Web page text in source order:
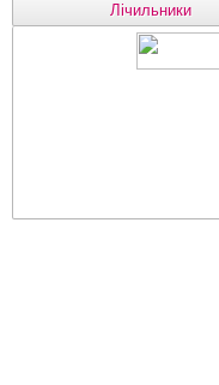
Лічильники